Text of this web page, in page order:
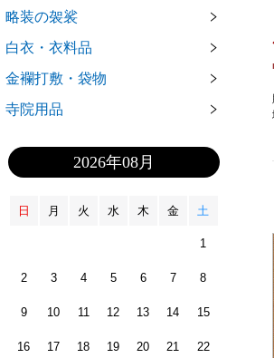
略装の袈裟
白衣・衣料品
金襴打敷・袋物
寺院用品
2026年08月
日 月 火 水 木 金 土
1
2 3 4 5 6 7 8
9 10 11 12 13 14 15
16 17 18 19 20 21 22